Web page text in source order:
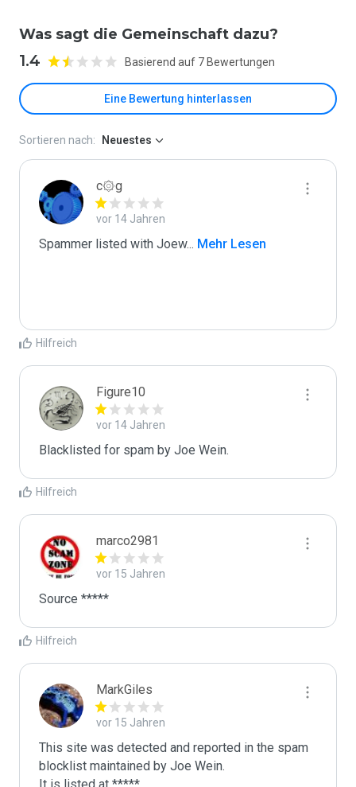
Was sagt die Gemeinschaft dazu?
1.4 Basierend auf 7 Bewertungen
Eine Bewertung hinterlassen
Sortieren nach: Neuestes
c۞g
vor 14 Jahren
Spammer listed with Joew... Mehr Lesen
Hilfreich
Figure10
vor 14 Jahren
Blacklisted for spam by Joe Wein.
Hilfreich
marco2981
vor 15 Jahren
Source *****
Hilfreich
MarkGiles
vor 15 Jahren
This site was detected and reported in the spam
blocklist maintained by Joe Wein.